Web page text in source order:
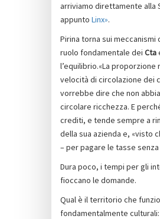
arriviamo direttamente alla
appunto Linx».
Pirina torna sui meccanismi
ruolo fondamentale dei Cta
l’equilibrio.«La
velocità di circolazione dei
vorrebbe dire che non
circolare ricchezza. E
crediti, e tende sempre a
della sua azienda e, «visto
– per pagare le tasse senza
Dura poco, i tempi per gli
fioccano le domande.
Qual è il territorio che
fondamentalmente culturali: